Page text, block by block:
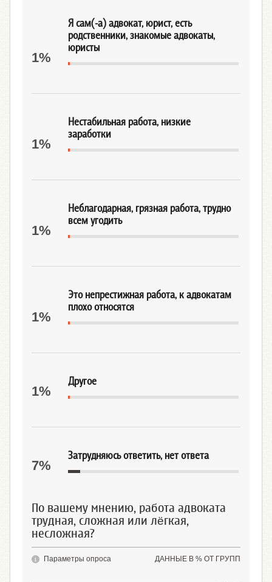
Я сам(-а) адвокат, юрист, есть
родственники, знакомые адвокаты,
юристы
1%
Нестабильная работа, низкие
заработки
1%
Неблагодарная, грязная работа, трудно
всем угодить
1%
Это непрестижная работа, к адвокатам
плохо относятся
1%
Другое
1%
Затрудняюсь ответить, нет ответа
7%
По вашему мнению, работа адвоката
трудная, сложная или лёгкая,
несложная?
ДАННЫЕ В % ОТ ГРУПП
Параметры опроса